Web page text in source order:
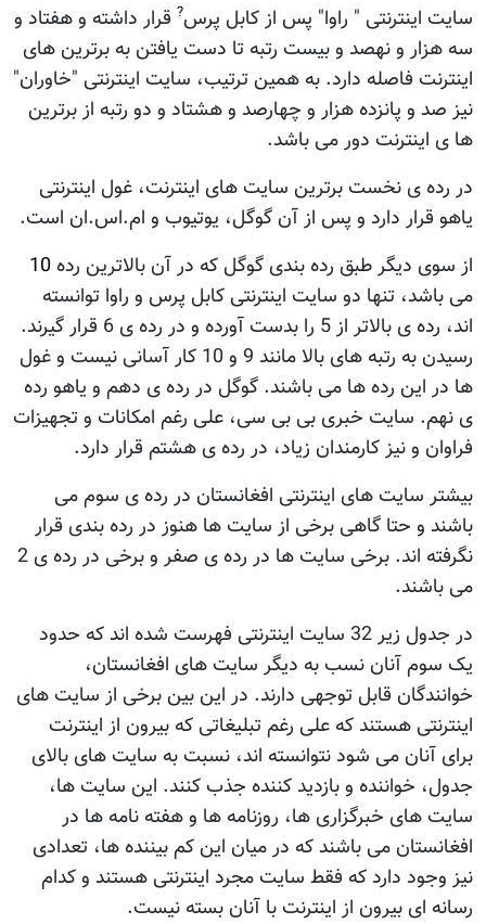
سايت اينترنتی " راوا" پس از کابل پرس? قرار داشته و هفتاد و
سه هزار و نهصد و بيست رتبه تا دست يافتن به برترين های
اينترنت فاصله دارد. به همين ترتيب، سايت اينترنتی "خاوران"
نيز صد و پانزده هزار و چهارصد و هشتاد و دو رتبه از برترين
ها ی اينترنت دور می باشد.
در رده ی نخست برترين سايت های اينترنت، غول اينترنتی
ياهو قرار دارد و پس از آن گوگل، يوتيوب و ام.اس.ان است.
از سوی ديگر طبق رده بندی گوگل که در آن بالاترين رده 10
می باشد، تنها دو سايت اينترنتی کابل پرس و راوا توانسته
اند، رده ی بالاتر از 5 را بدست آورده و در رده ی 6 قرار گيرند.
رسیدن به رتبه های بالا مانند 9 و 10 کار آسانی نیست و غول
ها در اين رده ها می باشند. گوگل در رده ی دهم و ياهو رده
ی نهم. سایت خبری بی بی سی، علی رغم امکانات و تجهيزات
فراوان و نيز کارمندان زياد، در رده ی هشتم قرار دارد.
بيشتر سايت های اينترنتی افغانستان در رده ی سوم می
باشند و حتا گاهی برخی از سايت ها هنوز در رده بندی قرار
نگرفته اند. برخی سايت ها در رده ی صفر و برخی در رده ی 2
می باشند.
در جدول زير 32 سايت اينترنتی فهرست شده اند که حدود
يک سوم آنان نسب به ديگر سايت های افغانستان،
خوانندگان قابل توجهی دارند. در اين بين برخی از سايت های
اينترنتی هستند که علی رغم تبليغاتی که بيرون از اينترنت
برای آنان می شود نتوانسته اند، نسبت به سايت های بالای
جدول، خواننده و بازديد کننده جذب کنند. اين سايت ها،
سايت های خبرگزاری ها، روزنامه ها و هفته نامه ها در
افغانستان می باشند که در ميان اين کم بيننده ها، تعدادی
نيز وجود دارد که فقط سايت مجرد اينترنتی هستند و کدام
رسانه ای بيرون از اينترنت با آنان بسته نيست.